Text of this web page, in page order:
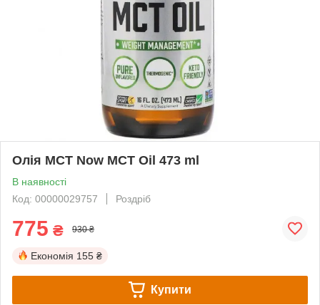
Олія MCT Now MCT Oil 473 ml
В наявності
Код: 00000029757
Роздріб
775 ₴ 930 ₴
Економія 155 ₴
Купити